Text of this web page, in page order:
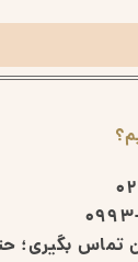
تماس بگیری؛